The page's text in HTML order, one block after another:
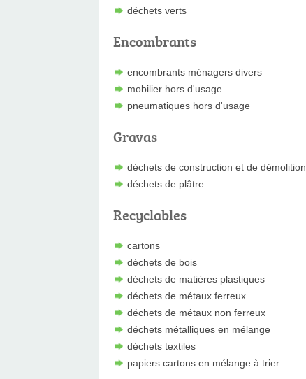
déchets verts
Encombrants
encombrants ménagers divers
mobilier hors d'usage
pneumatiques hors d'usage
Gravas
déchets de construction et de démolition
déchets de plâtre
Recyclables
cartons
déchets de bois
déchets de matières plastiques
déchets de métaux ferreux
déchets de métaux non ferreux
déchets métalliques en mélange
déchets textiles
papiers cartons en mélange à trier